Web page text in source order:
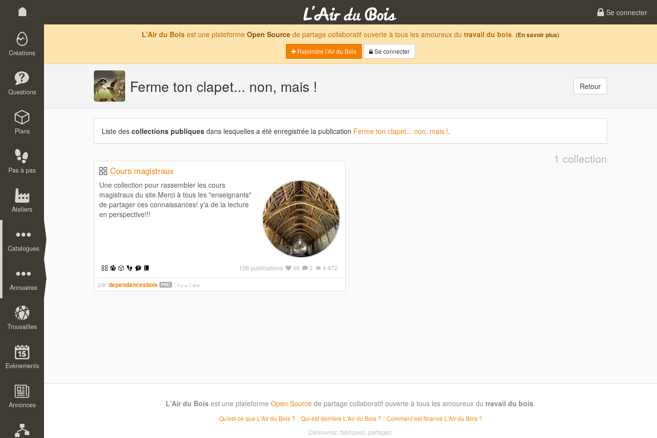
Se connecter
Créations
Questions
Plans
Pas à pas
Ateliers
Catalogues
Annuaires
Trouvailles
Evènements
Annonces
L'Air du Bois est une plateforme Open Source de partage collaboratif ouverte à tous les amoureux du travail du bois. (En savoir plus)
Rejoindre l'Air du Bois
Se connecter
Ferme ton clapet... non, mais ! Retour
Liste des collections publiques dans lesquelles a été enregistrée la publication Ferme ton clapet... non, mais !.
1 collection
Cours magistraux
Une collection pour rassembler les cours
magistraux du site.Merci à tous les "enseignants"
de partager ces connaissances! y'a de la lecture
en perspective!!!
4 972
2
46
106 publications
pardependancesbois il y a 7 ans
L'Air du Bois est une plateforme Open Source de partage collaboratif ouverte à tous les amoureux du travail du bois.
Qu'est-ce que L'Air du Bois ? Qui est derrière L'Air du Bois ?
Comment est financé L'Air du Bois ?
Découvrez, fabriquez, partagez.